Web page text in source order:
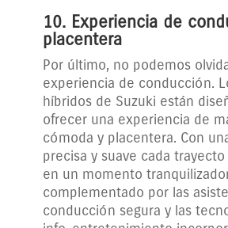
10. Experiencia de
placentera
Por último, no podemos
experiencia de conducción.
híbridos de Suzuki están
ofrecer una experiencia de
cómoda y placentera. Con
precisa y suave cada
en un momento
complementado por las
conducción segura y las